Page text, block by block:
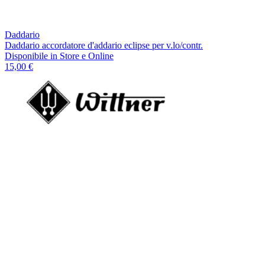
Daddario
Daddario accordatore d'addario eclipse per v.lo/contr.
Disponibile in Store e Online
15,00 €